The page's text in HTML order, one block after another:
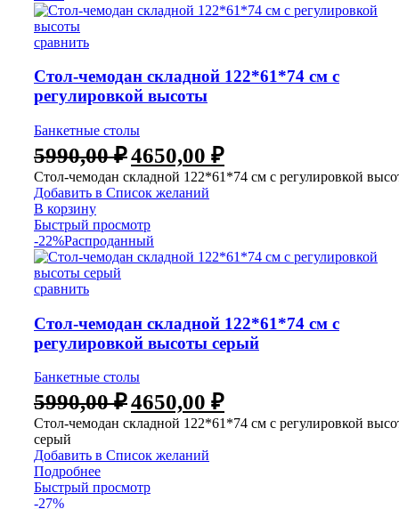
сравнить
Стол-чемодан складной 122*61*74 см с
регулировкой высоты
Банкетные столы
5990,00₽4650,00 ₽
Стол-чемодан складной 122*61*74 см с регулировкой
Добавить в Список желаний
В корзину
Быстрый просмотр
-22%Распроданный
сравнить
Стол-чемодан складной 122*61*74 см с
регулировкой высоты серый
Банкетные столы
5990,00₽4650,00 ₽
Стол-чемодан складной 122*61*74 см с регулировкой
серый
Добавить в Список желаний
Подробнее
Быстрый просмотр
-27%